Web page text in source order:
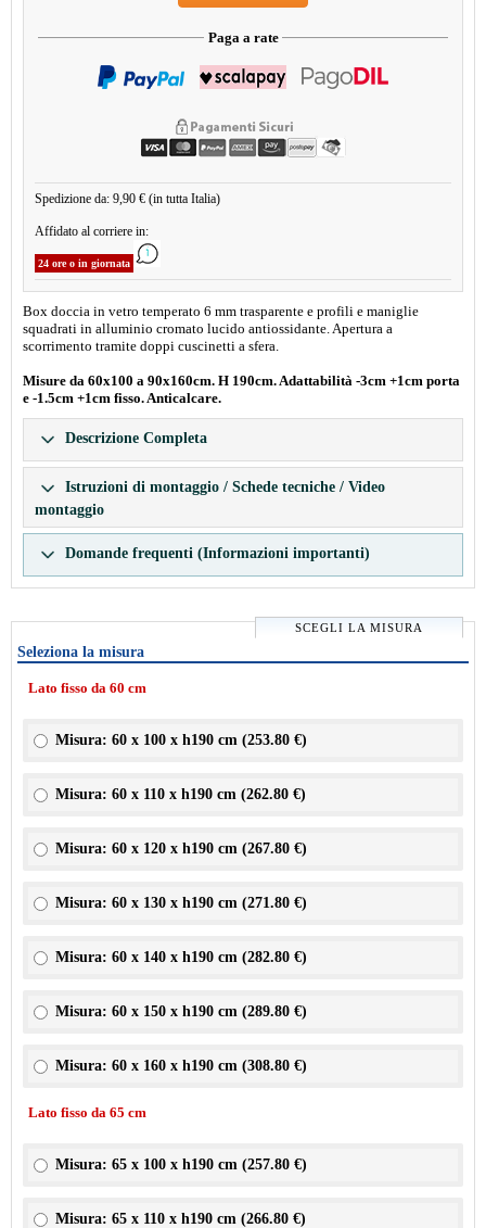
Paga a rate
Spedizione da: 9,90 € (in tutta Italia)
Affidato al corriere in:
24 ore o in giornata
Box doccia in vetro temperato 6 mm trasparente e profili e maniglie
squadrati in alluminio cromato lucido antiossidante. Apertura a
scorrimento tramite doppi cuscinetti a sfera.
Misure da 60x100 a 90x160cm. H 190cm. Adattabilità -3cm +1cm porta
e -1.5cm +1cm fisso. Anticalcare.
Descrizione Completa
Istruzioni di montaggio / Schede tecniche / Video
montaggio
Domande frequenti (Informazioni importanti)
SCEGLI LA MISURA
Seleziona la misura
Lato fisso da 60 cm
Misura: 60 x 100 x h190 cm (253.80 €)
Misura: 60 x 110 x h190 cm (262.80 €)
Misura: 60 x 120 x h190 cm (267.80 €)
Misura: 60 x 130 x h190 cm (271.80 €)
Misura: 60 x 140 x h190 cm (282.80 €)
Misura: 60 x 150 x h190 cm (289.80 €)
Misura: 60 x 160 x h190 cm (308.80 €)
Lato fisso da 65 cm
Misura: 65 x 100 x h190 cm (257.80 €)
Misura: 65 x 110 x h190 cm (266.80 €)